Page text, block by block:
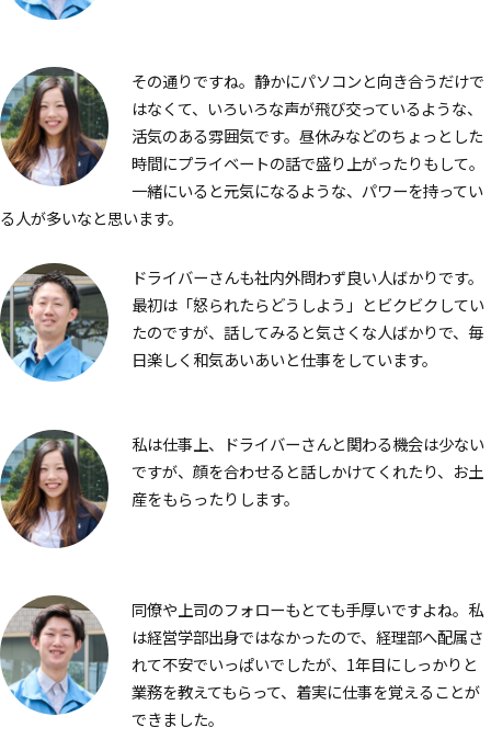
その通りですね。静かにパソコンと向き合うだけで
はなくて、いろいろな声が飛び交っているような、
活気のある雰囲気です。昼休みなどのちょっとした
時間にプライベートの話で盛り上がったりもして。
一緒にいると元気になるような、パワーを持ってい
る人が多いなと思います。
ドライバーさんも社内外問わず良い人ばかりです。
最初は「怒られたらどうしよう」とビクビクしてい
たのですが、話してみると気さくな人ばかりで、毎
日楽しく和気あいあいと仕事をしています。
私は仕事上、ドライバーさんと関わる機会は少ない
ですが、顔を合わせると話しかけてくれたり、お土
産をもらったりします。
同僚や上司のフォローもとても手厚いですよね。私
は経営学部出身ではなかったので、経理部へ配属さ
れて不安でいっぱいでしたが、1年目にしっかりと
業務を教えてもらって、着実に仕事を覚えることが
できました。